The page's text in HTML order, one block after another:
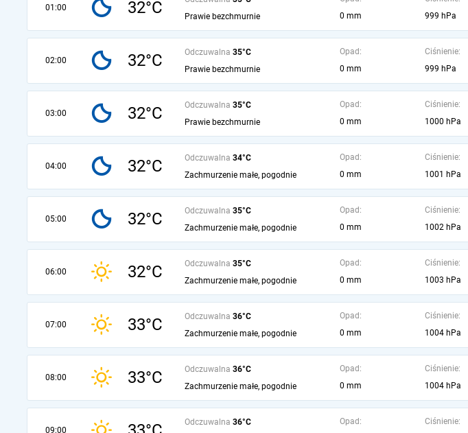
01:00 32°C
Prawie bezchmurnie
0 mm
999 hPa
02:00 32°C Odczuwalna 35°C
Prawie bezchmurnie
Opad:
0 mm
Ciśnienie:
999 hPa
03:00 32°C Odczuwalna 35°C
Prawie bezchmurnie
Opad:
0 mm
Ciśnienie:
1000 hPa
04:00 32°C Odczuwalna 34°C
Zachmurzenie małe, pogodnie
Opad:
0 mm
Ciśnienie:
1001 hPa
05:00 32°C Odczuwalna 35°C
Zachmurzenie małe, pogodnie
Opad:
0 mm
Ciśnienie:
1002 hPa
06:00 32°C Odczuwalna 35°C
Zachmurzenie małe, pogodnie
Opad:
0 mm
Ciśnienie:
1003 hPa
07:00 33°C Odczuwalna 36°C
Zachmurzenie małe, pogodnie
Opad:
0 mm
Ciśnienie:
1004 hPa
08:00 33°C Odczuwalna 36°C
Zachmurzenie małe, pogodnie
Opad:
0 mm
Ciśnienie:
1004 hPa
09:00
Odczuwalna 36°C
Opad:
Ciśnienie: